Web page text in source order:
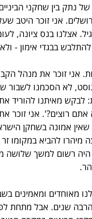
של נתק בין שחקני
אני זוכר היטב
אצלנו בנס ציונה,
בבגדי אימון -
אני זוכר את מנהל
לא הסכמנו לשבור
מאיתנו להוריד
אתם רוצים?'. אני
אמונה בשחקן
להביא במקומו
רשום למשך שלושה
מאוחדים ומאמינים
שנים. אבל מתחת